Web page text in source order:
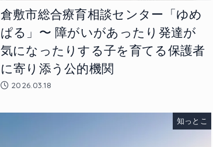
倉敷市総合療育相談センター「ゆめ
ぱる」〜 障がいがあったり発達が
気になったりする子を育てる保護者
に寄り添う公的機関
2026.03.18
知っとこ